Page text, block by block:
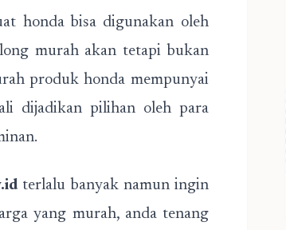
honda bisa digunakan oleh
murah akan tetapi bukan
produk honda mempunyai
dijadikan pilihan oleh para
terlalu banyak namun ingin
yang murah, anda tenang